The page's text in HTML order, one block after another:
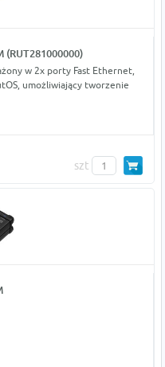
(RUT281000000)
w 2x porty Fast Ethernet,
umożliwiający tworzenie
szt